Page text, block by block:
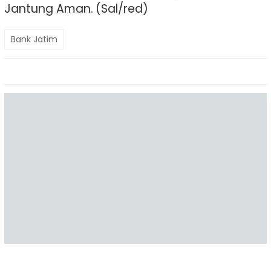
Jantung Aman. (Sal/red)
Bank Jatim